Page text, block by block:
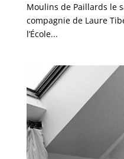
Moulins de Paillards le
compagnie de Laure
l’École...